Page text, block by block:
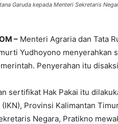
Garuda kepada Menteri Sekretaris
– Menteri Agraria dan Tata
Yudhoyono menyerahkan
Penyerahan itu
sertifikat Hak Pakai itu
(IKN), Provinsi Kalimantan
Negara, Pratikno